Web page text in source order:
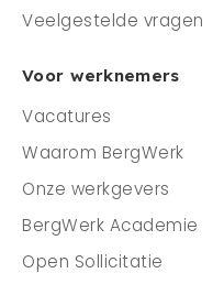
Veelgestelde vragen
Voor werknemers
Vacatures
Waarom BergWerk
Onze werkgevers
BergWerk Academie
Open Sollicitatie